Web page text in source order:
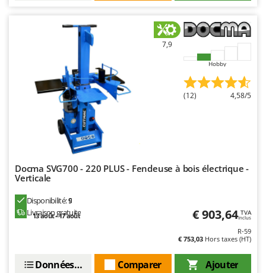
7,9
Hobby
(12) 4,58/5
Docma SVG700 - 220 PLUS - Fendeuse à bois électrique -
Verticale
Disponibilité:9
Livraison gratuite
13 août - 17 août € 903,64 TVA
Inclus
R-59
€ 753,03 Hors taxes (HT)
Ajouter
Comparer
Données techniques